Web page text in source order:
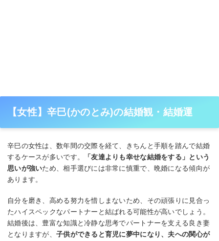
【女性】辛巳(かのとみ)の結婚観・結婚運
辛巳の女性は、数年間の交際を経て、きちんと手順を踏んで結婚
するケースが多いです。
「友達よりも幸せな結婚をする」という
思いが強いため、相手選びには非常に慎重で、晩婚になる傾向が
あります。
自分を磨き、高める努力を惜しまないため、その頑張りに見合っ
たハイスペックなパートナーと結ばれる可能性が高いでしょう。
結婚後は、豊富な知識と冷静な思考でパートナーを支える良き妻
となりますが、 子供ができると育児に夢中になり、夫への関心が